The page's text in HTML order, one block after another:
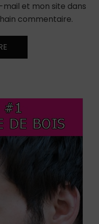
et mon site dans
commentaire.